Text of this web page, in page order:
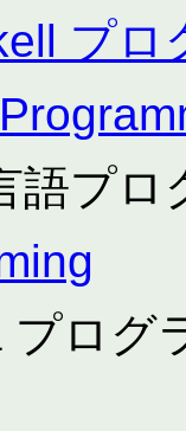
プロ
語プロ
プログ